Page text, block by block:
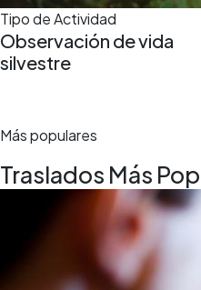
Tipo de Actividad
Observación de vida
silvestre
Más populares
Traslados Más